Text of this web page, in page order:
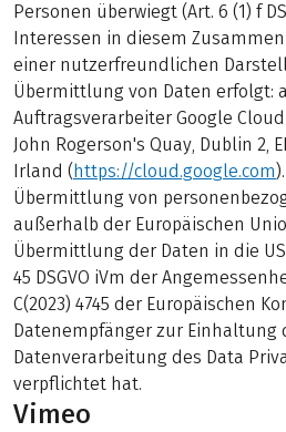
Personen überwiegt (Art. 6 (1) f
Interessen in diesem
einer nutzerfreundlichen
Übermittlung von Daten erfolgt:
Auftragsverarbeiter Google Cloud
John Rogerson's Quay, Dublin 2,
Irland ( https://cloud.google.com
Übermittlung von
außerhalb der Europäischen
Übermittlung der Daten in die
45 DSGVO iVm der
C(2023) 4745 der Europäischen
Datenempfänger zur Einhaltung
Datenverarbeitung des Data
verpflichtet hat.
Vimeo